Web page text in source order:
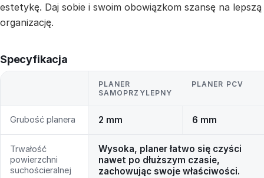
estetykę. Daj sobie i swoim obowiązkom szansę na lepszą
organizację.
Specyfikacja
PLANER
SAMOPRZYLEPNY
PLANER PCV
Grubość planera 2 mm 6 mm
Trwałość
powierzchni
suchościeralnej
Wysoka, planer łatwo się czyści
nawet po dłuższym czasie,
zachowując swoje właściwości.